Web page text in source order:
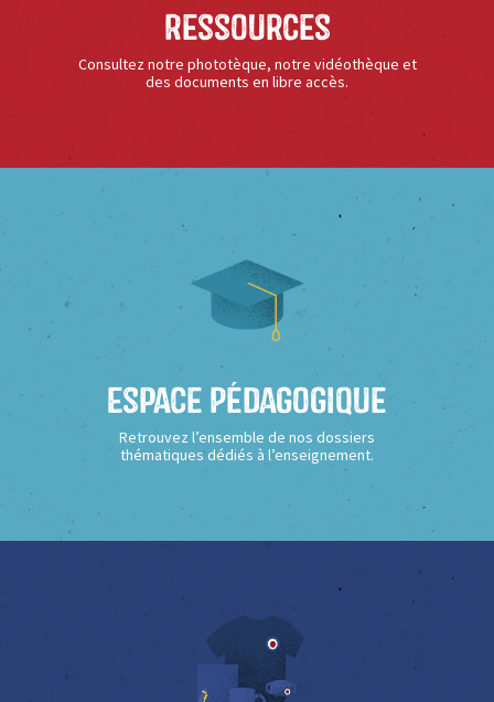
Ressources
Consultez notre phototèque, notre vidéothèque et
des documents en libre accès.
Espace Pédagogique
Retrouvez l’ensemble de nos dossiers
thématiques dédiés à l’enseignement.